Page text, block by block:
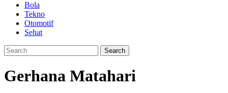
Bola
Tekno
Otomotif
Sehat
Gerhana Matahari